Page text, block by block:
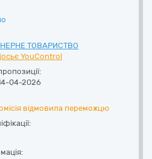
ТОВАРИСТВО
YouControl
04-2026
відмовила переможцю